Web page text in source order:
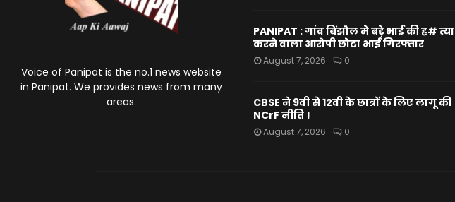
Voice of Panipat is the no.1 news website
in Panipat. We provides news from many
areas.
PANIPAT : गांव बिंझौल मे बड़े भाई की ह# त्या
करने वाला आरोपी छोटा भाई गिरफ्तार
August 7, 2026 0
CBSE ने 9वी से 12वी के छात्रों के लिए लागू की
NCrF नीति !
August 7, 2026 0